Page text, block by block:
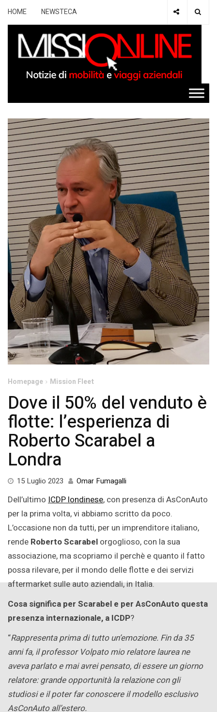
HOME NEWSTECA
Homepage Mission Fleet
Dove il 50% del venduto è
flotte: l’esperienza di
Roberto Scarabel a
Londra
15 Luglio 2023 Omar Fumagalli
Dell’ultimo ICDP londinese, con presenza di AsConAuto
per la prima volta, vi abbiamo scritto da poco.
L’occasione non da tutti, per un imprenditore italiano,
rende Roberto Scarabel orgoglioso, con la sua
associazione, ma scopriamo il perchè e quanto il fatto
possa rilevare, per il mondo delle flotte e dei servizi
aftermarket sulle auto aziendali, in Italia.
Cosa significa per Scarabel e per AsConAuto questa
presenza internazionale, a ICDP?
“Rappresenta prima di tutto un’emozione. Fin da 35
anni fa, il professor Volpato mio relatore laurea ne
aveva parlato e mai avrei pensato, di essere un giorno
relatore: grande opportunità la relazione con gli
studiosi e il poter far conoscere il modello esclusivo
AsConAuto all’estero.